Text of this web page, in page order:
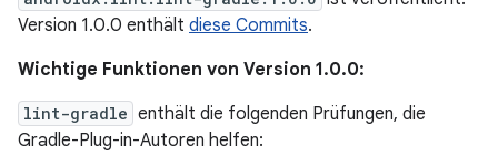
Version 1.0.0 enthält diese Commits.
Wichtige Funktionen von Version 1.0.0:
lint-gradle enthält die folgenden Prüfungen, die
Gradle-Plug-in-Autoren helfen: